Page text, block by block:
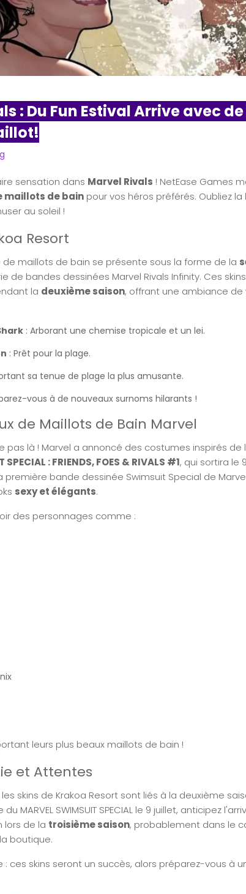
: Du Fun Estival Arrive avec
sensation dans Marvel Rivals ! NetEase Games
maillots de bain pour vos héros préférés. Oubliez
au soleil !
Resort
de maillots de bain se présente sous la forme de la
de bandes dessinées Marvel Rivals Infinity. Ces
la deuxième saison, offrant une ambiance
: Arborant une chemise tropicale et un lei.
: Prêt pour la plage.
sa tenue de plage la plus amusante.
vous à de nouveaux surnoms hilarants !
de Maillots de Bain Marvel
pas là ! Marvel a annoncé des costumes inspirés
SPECIAL : FRIENDS, FOES & RIVALS #1, qui sortira le
première bande dessinée Swimsuit Special de
sexy et élégants.
des personnages comme :
leurs plus beaux maillots de bain !
et Attentes
skins de Krakoa Resort sont liés à la deuxième
MARVEL SWIMSUIT SPECIAL le 9 juillet, anticipez
lors de la troisième saison, probablement dans le
boutique.
: ces skins seront un succès, alors préparez-vous à